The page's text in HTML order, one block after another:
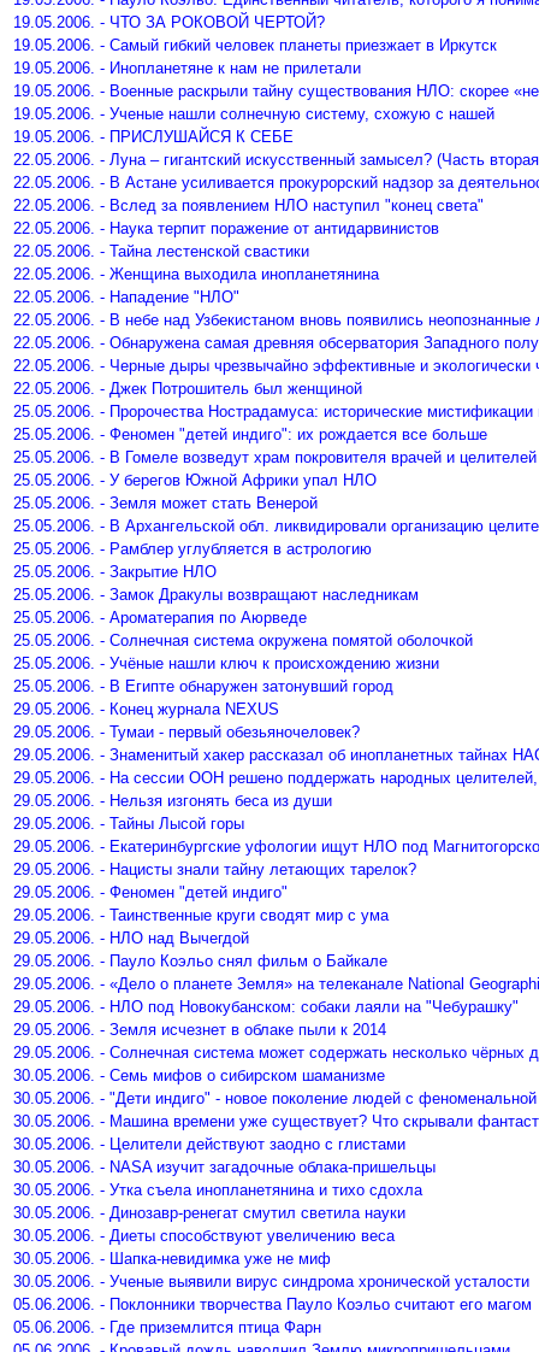
19.05.2006. - ЧТО ЗА РОКОВОЙ ЧЕРТОЙ?
19.05.2006. - Самый гибкий человек планеты приезжает в Иркутск
19.05.2006. - Инопланетяне к нам не прилетали
19.05.2006. - Военные раскрыли тайну существования НЛО: скорее
19.05.2006. - Ученые нашли солнечную систему, схожую с нашей
19.05.2006. - ПРИСЛУШАЙСЯ К СЕБЕ
22.05.2006. - Луна – гигантский искусственный замысел? (Часть
22.05.2006. - В Астане усиливается прокурорский надзор за
22.05.2006. - Вслед за появлением НЛО наступил "конец света"
22.05.2006. - Наука терпит поражение от антидарвинистов
22.05.2006. - Тайна лестенской свастики
22.05.2006. - Женщина выходила инопланетянина
22.05.2006. - Нападение "НЛО"
22.05.2006. - В небе над Узбекистаном вновь появились
22.05.2006. - Обнаружена самая древняя обсерватория Западного
22.05.2006. - Черные дыры чрезвычайно эффективные и экологически
22.05.2006. - Джек Потрошитель был женщиной
25.05.2006. - Пророчества Нострадамуса: исторические мистификации
25.05.2006. - Феномен "детей индиго": их рождается все больше
25.05.2006. - В Гомеле возведут храм покровителя врачей и целителей
25.05.2006. - У берегов Южной Африки упал НЛО
25.05.2006. - Земля может стать Венерой
25.05.2006. - В Архангельской обл. ликвидировали организацию
25.05.2006. - Рамблер углубляется в астрологию
25.05.2006. - Закрытие НЛО
25.05.2006. - Замок Дракулы возвращают наследникам
25.05.2006. - Ароматерапия по Аюрведе
25.05.2006. - Солнечная система окружена помятой оболочкой
25.05.2006. - Учёные нашли ключ к происхождению жизни
25.05.2006. - В Египте обнаружен затонувший город
29.05.2006. - Конец журнала NEXUS
29.05.2006. - Тумаи - первый обезьяночеловек?
29.05.2006. - Знаменитый хакер рассказал об инопланетных тайнах
29.05.2006. - На сессии ООН решено поддержать народных
29.05.2006. - Нельзя изгонять беса из души
29.05.2006. - Тайны Лысой горы
29.05.2006. - Екатеринбургские уфологии ищут НЛО под
29.05.2006. - Нацисты знали тайну летающих тарелок?
29.05.2006. - Феномен "детей индиго"
29.05.2006. - Таинственные круги сводят мир с ума
29.05.2006. - НЛО над Вычегдой
29.05.2006. - Пауло Коэльо снял фильм о Байкале
29.05.2006. - «Дело о планете Земля» на телеканале National
29.05.2006. - НЛО под Новокубанском: собаки лаяли на "Чебурашку"
29.05.2006. - Земля исчезнет в облаке пыли к 2014
29.05.2006. - Солнечная система может содержать несколько чёрных
30.05.2006. - Семь мифов о сибирском шаманизме
30.05.2006. - "Дети индиго" - новое поколение людей с феноменальной
30.05.2006. - Машина времени уже существует? Что скрывали
30.05.2006. - Целители действуют заодно с глистами
30.05.2006. - NASA изучит загадочные облака-пришельцы
30.05.2006. - Утка съела инопланетянина и тихо сдохла
30.05.2006. - Динозавр-ренегат смутил светила науки
30.05.2006. - Диеты способствуют увеличению веса
30.05.2006. - Шапка-невидимка уже не миф
30.05.2006. - Ученые выявили вирус синдрома хронической усталости
05.06.2006. - Поклонники творчества Пауло Коэльо считают его магом
05.06.2006. - Где приземлится птица Фарн